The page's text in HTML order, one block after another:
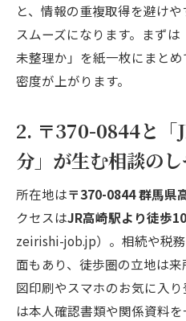
と、情報の重複取得を避け
スムーズになります。まず
未整理か」を紙一枚にまと
密度が上がります。
2. 〒370-0844と「
分」が生む相談のし
所在地は〒370-0844 群馬県
クセスはJR高崎駅より徒歩
zeirishi-job.jp）。相続や税
面もあり、徒歩圏の立地は
図印刷やスマホのお気に入
は本人確認書類や関係資料